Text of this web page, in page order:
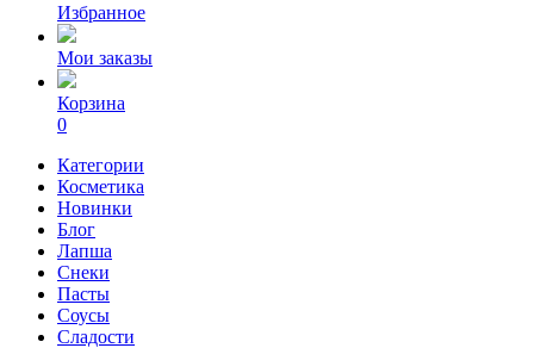
Избранное
Мои заказы
Корзина
0
Категории
Косметика
Новинки
Блог
Лапша
Снеки
Пасты
Соусы
Сладости